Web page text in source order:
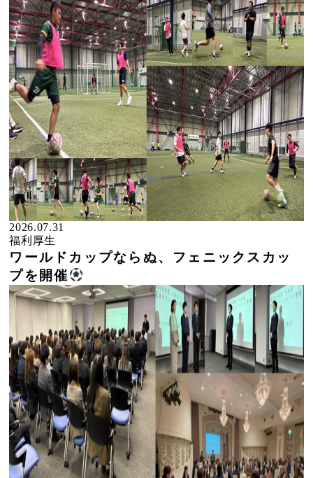
2026.07.31
福利厚生
ワールドカップならぬ、フェニックスカッ
プを開催